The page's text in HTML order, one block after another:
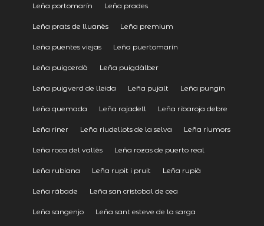
Leña portomarín Leña prades
Leña prats de lluanès Leña premium
Leña puentes viejas Leña puertomarín
Leña puigcerdà Leña puigdàlber
Leña puigverd de lleida Leña pujalt Leña pungín
Leña quemada Leña rajadell Leña ribaroja debre
Leña riner Leña riudellots de la selva Leña riumors
Leña roca del vallès Leña rozas de puerto real
Leña rubiana Leña rupit i pruit Leña rupià
Leña rábade Leña san cristobal de cea
Leña sangenjo Leña sant esteve de la sarga